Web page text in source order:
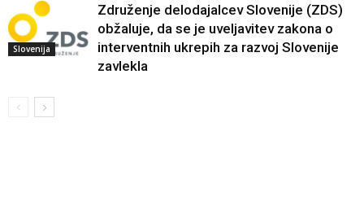
Slovenija
Združenje delodajalcev Slovenije (ZDS)
obžaluje, da se je uveljavitev zakona o
interventnih ukrepih za razvoj Slovenije
zavlekla